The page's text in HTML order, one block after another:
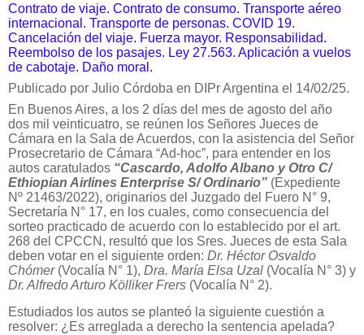
Contrato de viaje. Contrato de consumo. Transporte aéreo
internacional. Transporte de personas. COVID 19.
Cancelación del viaje. Fuerza mayor. Responsabilidad.
Reembolso de los pasajes. Ley 27.563. Aplicación a vuelos
de cabotaje. Daño moral.
Publicado por Julio Córdoba en DIPr Argentina el 14/02/25.
En Buenos Aires, a los 2 días del mes de agosto del año
dos mil veinticuatro, se reúnen los Señores Jueces de
Cámara en la Sala de Acuerdos, con la asistencia del Señor
Prosecretario de Cámara “Ad-hoc”, para entender en los
autos caratulados “Cascardo, Adolfo Albano y Otro C/
Ethiopian Airlines Enterprise S/ Ordinario” (Expediente
Nº 21463/2022), originarios del Juzgado del Fuero N° 9,
Secretaría N° 17, en los cuales, como consecuencia del
sorteo practicado de acuerdo con lo establecido por el art.
268 del CPCCN, resultó que los Sres. Jueces de esta Sala
deben votar en el siguiente orden: Dr. Héctor Osvaldo
Chómer (Vocalía N° 1), Dra. María Elsa Uzal (Vocalía N° 3) y
Dr. Alfredo Arturo Kölliker Frers (Vocalía N° 2).
Estudiados los autos se planteó la siguiente cuestión a
resolver: ¿Es arreglada a derecho la sentencia apelada?